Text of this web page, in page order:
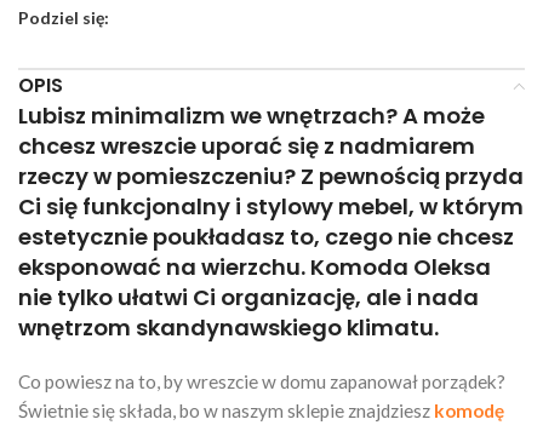
Podziel się:
OPIS
Lubisz minimalizm we wnętrzach? A może
chcesz wreszcie uporać się z nadmiarem
rzeczy w pomieszczeniu? Z pewnością przyda
Ci się funkcjonalny i stylowy mebel, w którym
estetycznie poukładasz to, czego nie chcesz
eksponować na wierzchu. Komoda Oleksa
nie tylko ułatwi Ci organizację, ale i nada
wnętrzom skandynawskiego klimatu.
Co powiesz na to, by wreszcie w domu zapanował porządek?
Świetnie się składa, bo w naszym sklepie znajdziesz komodę